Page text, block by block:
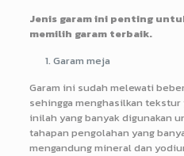
Jenis garam ini penting
memilih garam terbaik.
Garam meja
Garam ini sudah melewati
sehingga menghasilkan
inilah yang banyak digunakan
tahapan pengolahan yang
mengandung mineral dan